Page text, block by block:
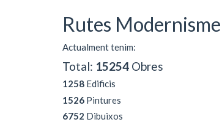
Rutes
Actualment tenim:
Total: 15254 Obres
1258 Edificis
1526 Pintures
6752 Dibuixos